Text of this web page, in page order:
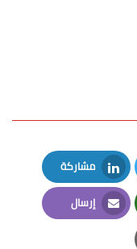
مشاركة
LinkedIn
إرسال
Email